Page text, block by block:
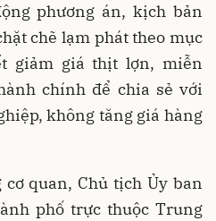
phương án, kịch bản
chẽ lạm phát theo mục
giảm giá thịt lợn, miễn
chính để chia sẻ với
không tăng giá hàng
quan, Chủ tịch Ủy ban
phố trực thuộc Trung